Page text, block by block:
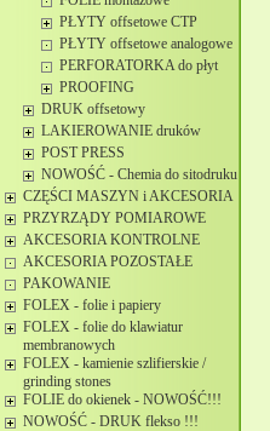
PŁYTY offsetowe CTP
PŁYTY offsetowe analogowe
PERFORATORKA do płyt
PROOFING
DRUK offsetowy
LAKIEROWANIE druków
POST PRESS
NOWOŚĆ - Chemia do sitodruku
CZĘŚCI MASZYN i AKCESORIA
PRZYRZĄDY POMIAROWE
AKCESORIA KONTROLNE
AKCESORIA POZOSTAŁE
PAKOWANIE
FOLEX - folie i papiery
FOLEX - folie do klawiatur
membranowych
FOLEX - kamienie szlifierskie /
grinding stones
FOLIE do okienek - NOWOŚĆ!!!
NOWOŚĆ - DRUK flekso !!!